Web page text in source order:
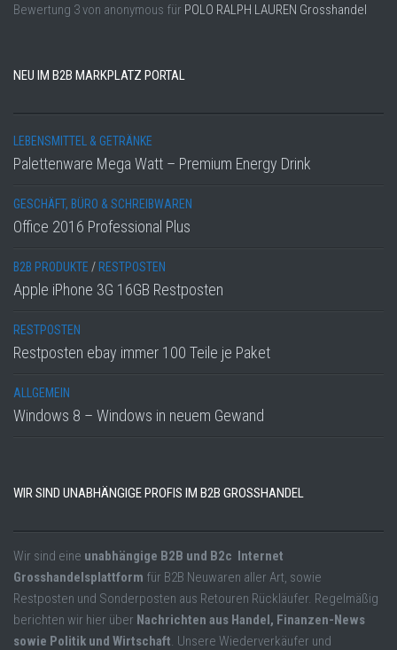
Bewertung 3von anonymous für POLO RALPH LAUREN Grosshandel
NEU IM B2B MARKPLATZ PORTAL
LEBENSMITTEL & GETRÄNKE
Palettenware Mega Watt – Premium Energy Drink
GESCHÄFT, BÜRO & SCHREIBWAREN
Office 2016 Professional Plus
B2B PRODUKTE /RESTPOSTEN
Apple iPhone 3G 16GB Restposten
RESTPOSTEN
Restposten ebay immer 100 Teile je Paket
ALLGEMEIN
Windows 8 – Windows in neuem Gewand
WIR SIND UNABHÄNGIGE PROFIS IM B2B GROSSHANDEL
Wir sind eine unabhängige B2B und B2c Internet
Grosshandelsplattform für B2B Neuwaren aller Art, sowie
Restposten und Sonderposten aus Retouren Rückläufer. Regelmäßig
berichten wir hier über Nachrichten aus Handel, Finanzen-News
sowie Politik und Wirtschaft . Unsere Wiederverkäufer und